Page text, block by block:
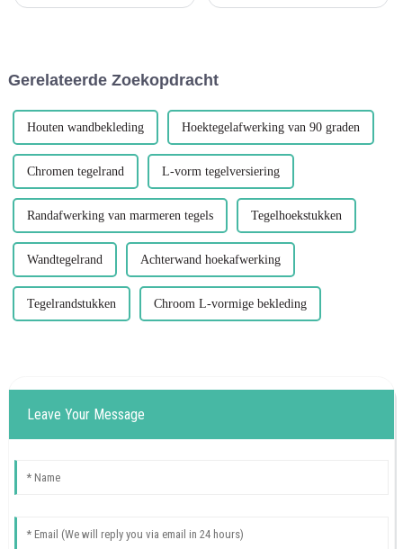
raamkozijnen, p...
Gerelateerde Zoekopdracht
Houten wandbekleding Hoektegelafwerking van 90 graden
Chromen tegelrand L-vorm tegelversiering
Randafwerking van marmeren tegels Tegelhoekstukken
Wandtegelrand Achterwand hoekafwerking
Tegelrandstukken Chroom L-vormige bekleding
Leave Your Message